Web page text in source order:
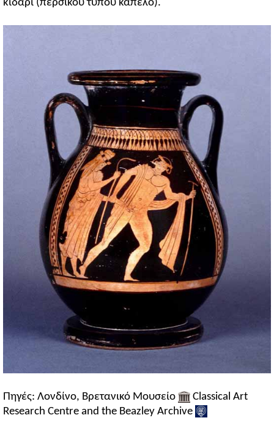
κίδαρι (περσικού τύπου καπέλο).
Πηγές: Λονδίνο, Βρετανικό Μουσείο
Classical Art
Research Centre and the Beazley Archive